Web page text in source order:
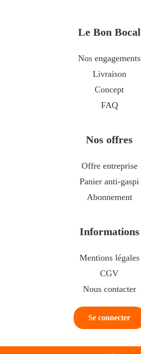
Le Bon Bocal
Nos engagements
Livraison
Concept
FAQ
Nos offres
Offre entreprise
Panier anti-gaspi
Abonnement
Informations
Mentions légales
CGV
Nous contacter
Se connecter